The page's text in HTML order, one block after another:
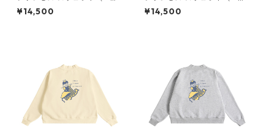
クプリント）× Liguee®️糸の鳥
ロゴ（刺繍）
¥14,500
クプリント）× Liguee®️花ロゴ
（刺繍）
¥14,500